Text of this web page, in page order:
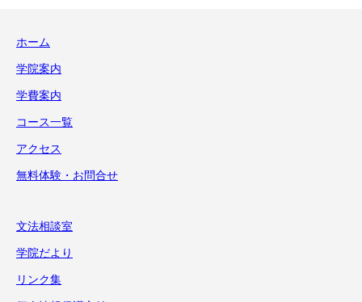
ホーム
学院案内
学費案内
コース一覧
アクセス
無料体験・お問合せ
文法相談室
学院だより
リンク集